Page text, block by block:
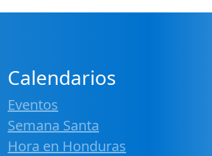
Calendarios
Eventos
Semana Santa
Hora en Honduras